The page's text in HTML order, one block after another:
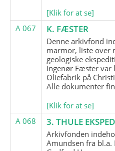
[Klik for at se]
A 067
K. FÆSTER
Denne arkivfond
marmor, liste over
geologiske
Ingenør Fæster var
Oliefabrik på
Alle dokumenter
[Klik for at se]
A 068
3. THULE
Arkivfonden
Amundsen fra bl.a.